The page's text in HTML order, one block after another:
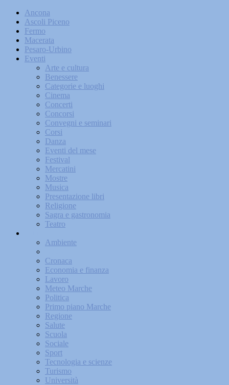
Ancona
Ascoli Piceno
Fermo
Macerata
Pesaro-Urbino
Eventi
Arte e cultura
Benessere
Categorie e luoghi
Cinema
Concerti
Concorsi
Convegni e seminari
Corsi
Danza
Eventi del mese
Festival
Mercatini
Mostre
Musica
Presentazione libri
Religione
Sagra e gastronomia
Teatro
Ambiente
Cronaca
Economia e finanza
Lavoro
Meteo Marche
Politica
Primo piano Marche
Regione
Salute
Scuola
Sociale
Sport
Tecnologia e scienze
Turismo
Università